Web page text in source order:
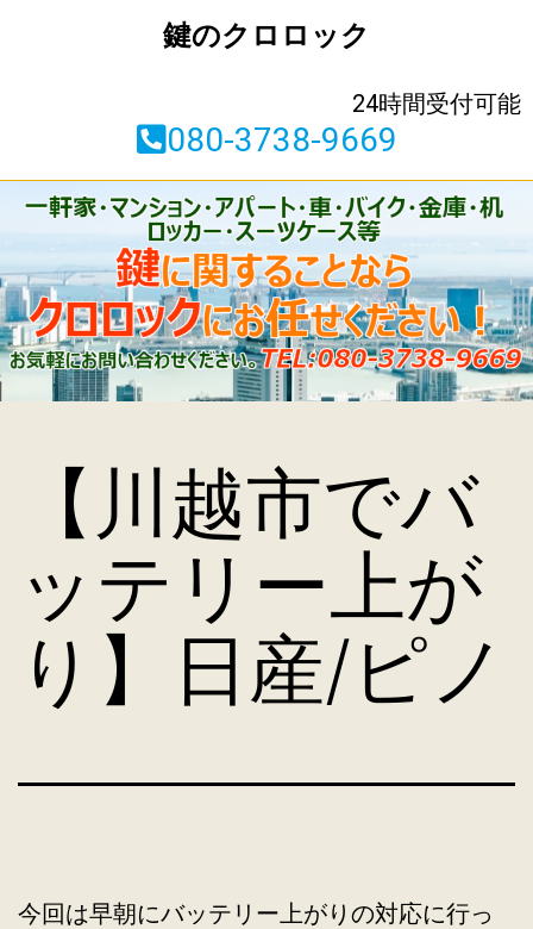
鍵のクロロック
24時間受付可能
080-3738-9669
【川越市でバ
ッテリー上が
り】日産/ピノ
今回は早朝にバッテリー上がりの対応に行っ